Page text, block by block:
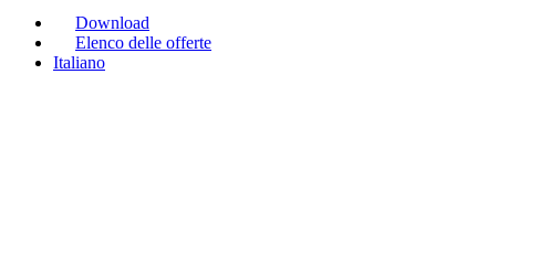
Download
Elenco delle offerte
Italiano